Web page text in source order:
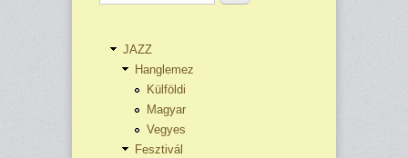
JAZZ
Hanglemez
Külföldi
Magyar
Vegyes
Fesztivál